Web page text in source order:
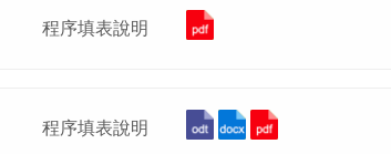
程序填表說明
程序填表說明